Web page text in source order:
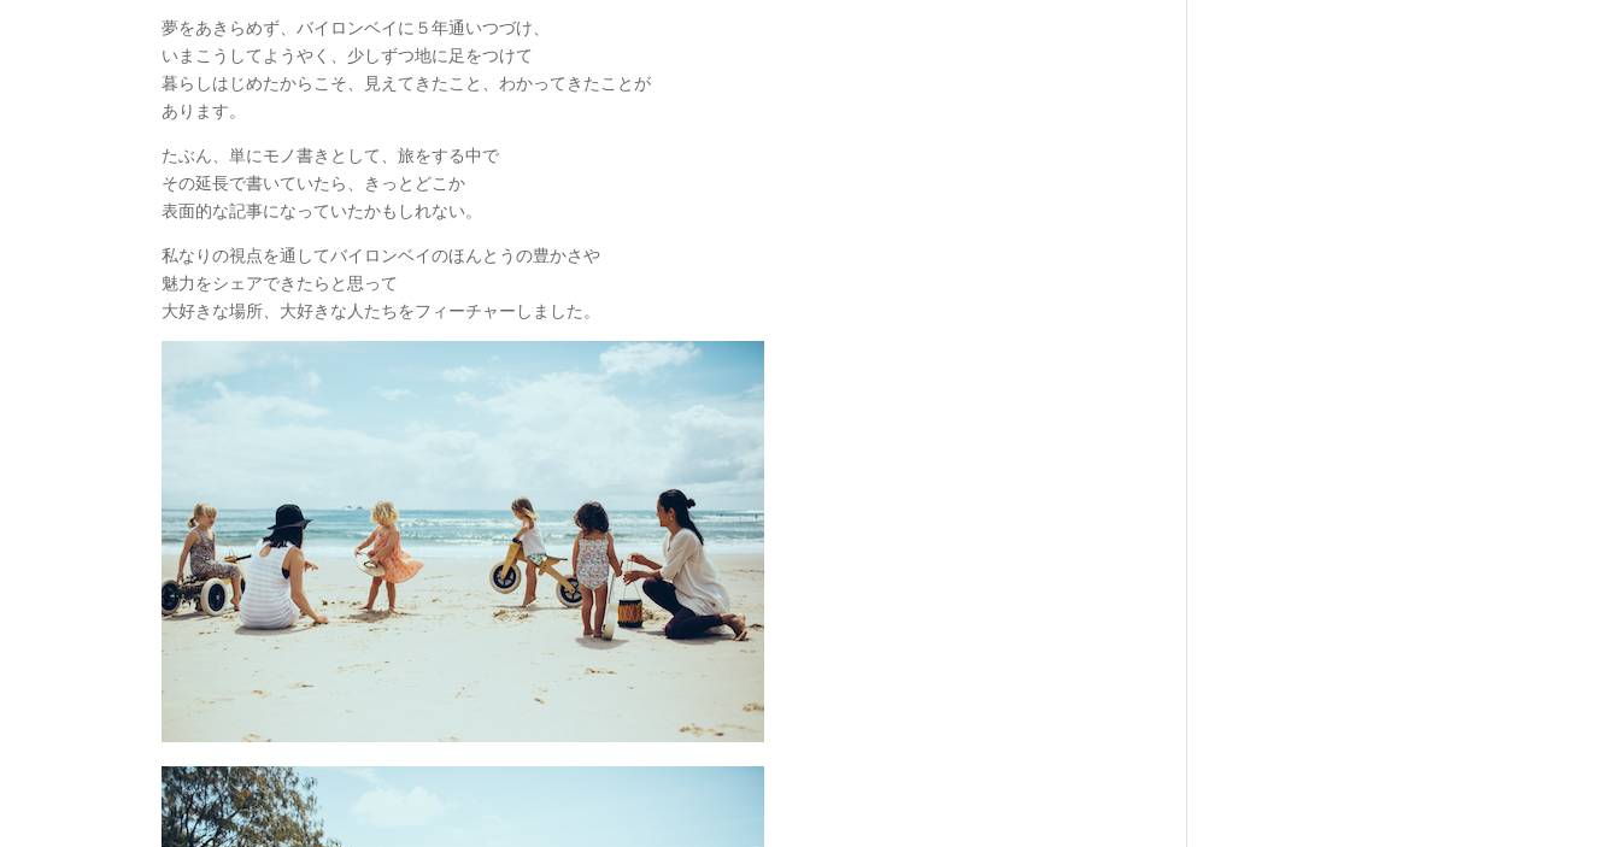
夢をあきらめず、バイロンベイに５年通いつづけ、
いまこうしてようやく、少しずつ地に足をつけて
暮らしはじめたからこそ、見えてきたこと、わかってきたことが
あります。
たぶん、単にモノ書きとして、旅をする中で
その延長で書いていたら、きっとどこか
表面的な記事になっていたかもしれない。
私なりの視点を通してバイロンベイのほんとうの豊かさや
魅力をシェアできたらと思って
大好きな場所、大好きな人たちをフィーチャーしました。